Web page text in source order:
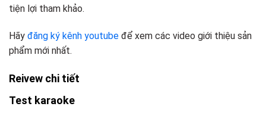
tiện lợi tham khảo.
Hãy đăng ký kênh youtube để xem các video giới thiệu sản
phẩm mới nhất.
Reivew chi tiết
Test karaoke